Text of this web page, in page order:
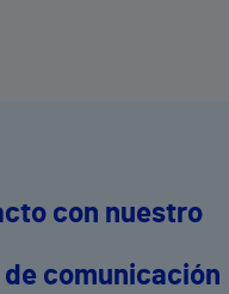
con nuestro
comunicación